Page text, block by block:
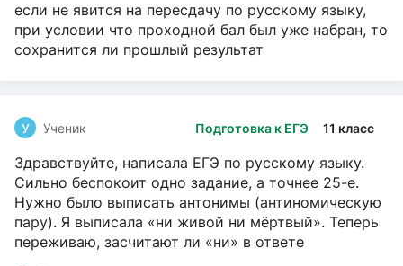
если не явится на пересдачу по русскому языку,
при условии что проходной бал был уже набран, то
сохранится ли прошлый результат
Подготовка к ЕГЭ 11 класс
У Ученик
Здравствуйте, написала ЕГЭ по русскому языку.
Сильно беспокоит одно задание, а точнее 25-е.
Нужно было выписать антонимы (антиномическую
пару). Я выписала «ни живой ни мёртвый». Теперь
переживаю, засчитают ли «ни» в ответе